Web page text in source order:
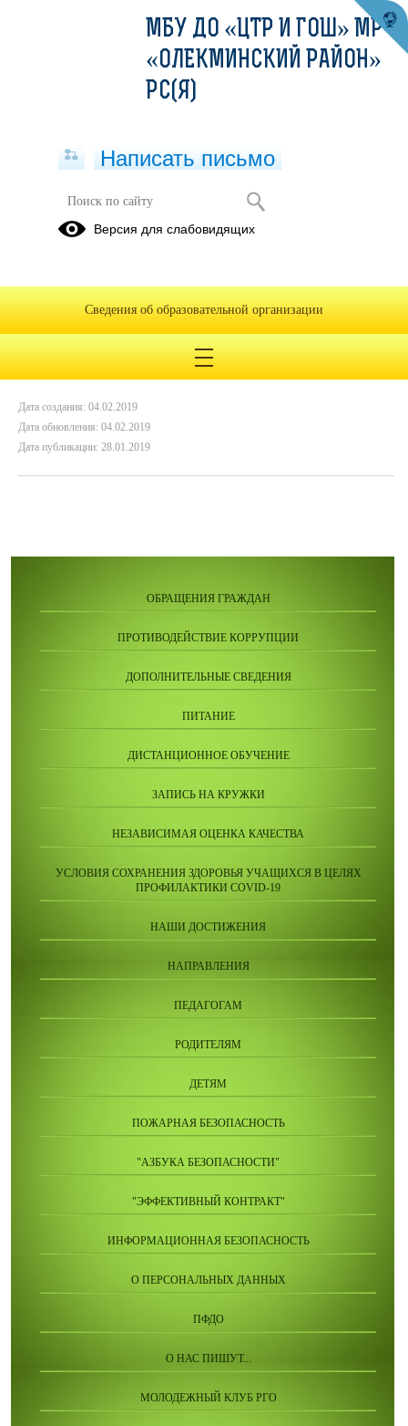
Муниципальный Чемпионат
"WorldSkills Junior"
Дата создания: 04.02.2019
Дата обновления: 04.02.2019
Дата публикации: 28.01.2019
ОБРАЩЕНИЯ ГРАЖДАН
ПРОТИВОДЕЙСТВИЕ КОРРУПЦИИ
ДОПОЛНИТЕЛЬНЫЕ СВЕДЕНИЯ
ПИТАНИЕ
ДИСТАНЦИОННОЕ ОБУЧЕНИЕ
ЗАПИСЬ НА КРУЖКИ
НЕЗАВИСИМАЯ ОЦЕНКА КАЧЕСТВА
УСЛОВИЯ СОХРАНЕНИЯ ЗДОРОВЬЯ УЧАЩИХСЯ В ЦЕЛЯХ
ПРОФИЛАКТИКИ COVID-19
НАШИ ДОСТИЖЕНИЯ
НАПРАВЛЕНИЯ
ПЕДАГОГАМ
РОДИТЕЛЯМ
ДЕТЯМ
ПОЖАРНАЯ БЕЗОПАСНОСТЬ
"АЗБУКА БЕЗОПАСНОСТИ"
"ЭФФЕКТИВНЫЙ КОНТРАКТ"
ИНФОРМАЦИОННАЯ БЕЗОПАСНОСТЬ
О ПЕРСОНАЛЬНЫХ ДАННЫХ
ПФДО
О НАС ПИШУТ...
МОЛОДЕЖНЫЙ КЛУБ РГО
МБУ ДО «ЦТР И ГОШ» МР
«ОЛЕКМИНСКИЙ РАЙОН»
РС(Я)
Написать письмо
Версия для слабовидящих
Сведения об образовательной организации